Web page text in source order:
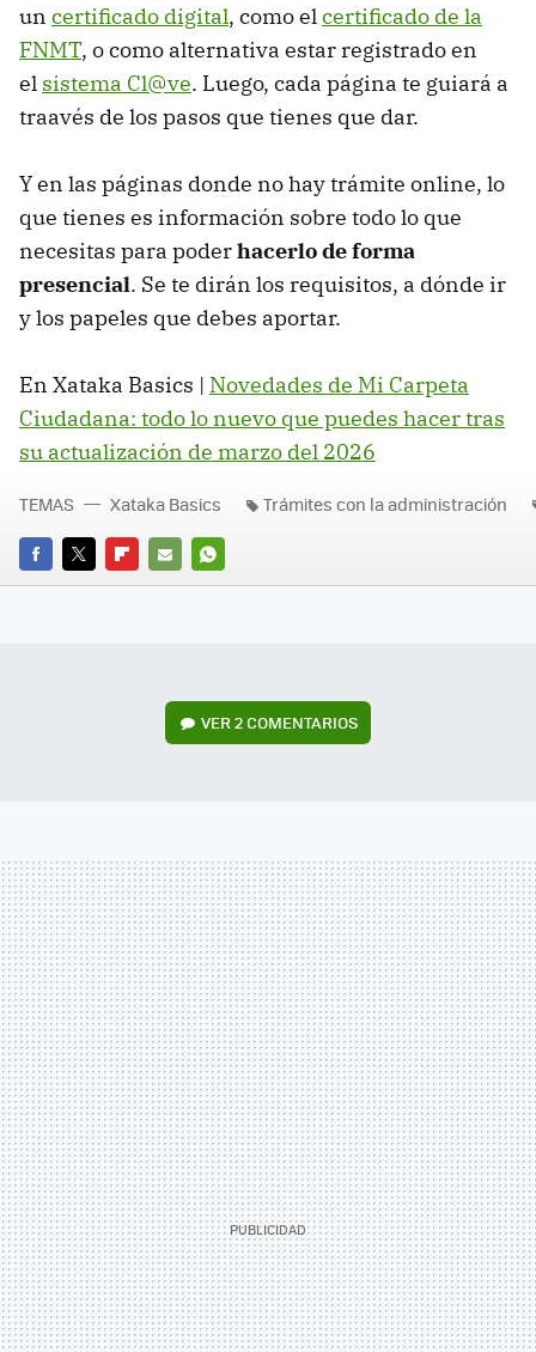
un certificado digital, como elcertificado de la
FNMT, o como alternativa estar registrado en
el sistema Cl@ve. Luego, cada página te guiará a
traavés de los pasos que tienes que dar.
Y en las páginas donde no hay trámite online, lo
que tienes es información sobre todo lo que
necesitas para poderhacerlo de forma
presencial. Se te dirán los requisitos, a dónde ir
y los papeles que debes aportar.
En Xataka Basics | Novedades de Mi Carpeta
Ciudadana: todo lo nuevo que puedes hacer tras
su actualización de marzo del 2026
FACEBOOK
TWITTERFLIPBOARD
E-
WHATSAPP
TEMAS Xataka Basics Trámites con la administración
VER2 COMENTARIOS